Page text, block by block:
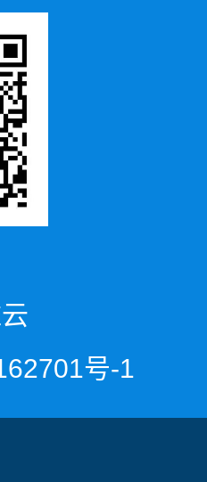
号-1